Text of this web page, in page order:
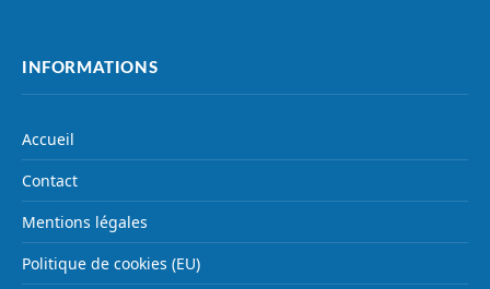
INFORMATIONS
Accueil
Contact
Mentions légales
Politique de cookies (EU)